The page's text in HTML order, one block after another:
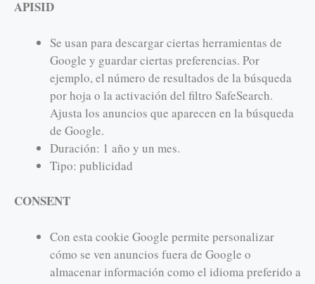
APISID
Se usan para descargar ciertas herramientas de
Google y guardar ciertas preferencias. Por
ejemplo, el número de resultados de la búsqueda
por hoja o la activación del filtro SafeSearch.
Ajusta los anuncios que aparecen en la búsqueda
de Google.
Duración: 1 año y un mes.
Tipo: publicidad
CONSENT
Con esta cookie Google permite personalizar
cómo se ven anuncios fuera de Google o
almacenar información como el idioma preferido a